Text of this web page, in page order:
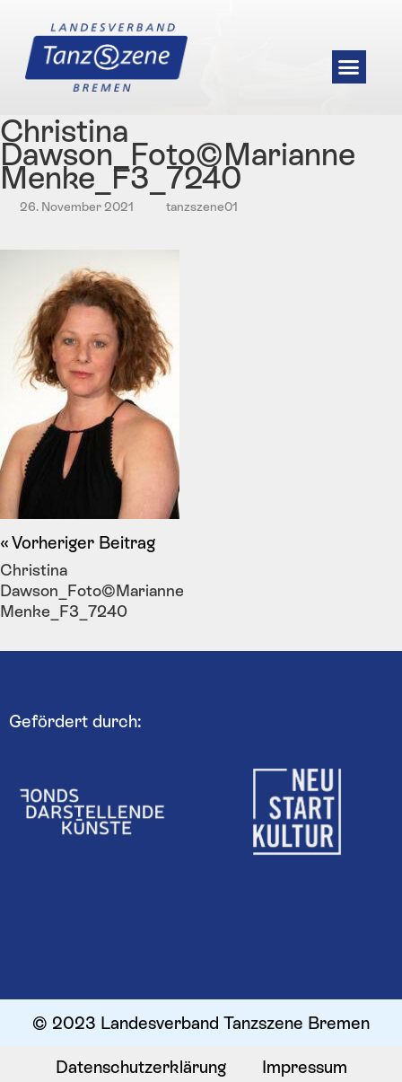
Christina
Dawson_Foto©Marianne
Menke_F3_7240
26. November 2021 tanzszene01
Vorheriger Beitrag
Christina
Dawson_Foto©Marianne
Menke_F3_7240
Gefördert durch:
© 2023 Landesverband Tanzszene Bremen
Datenschutzerklärung Impressum